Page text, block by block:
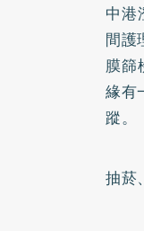
中港
間護
膜篩
緣有
蹤。
抽菸